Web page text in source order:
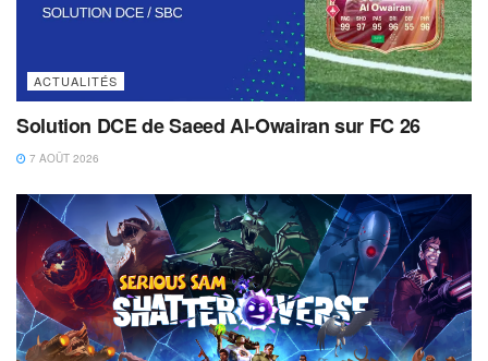
ACTUALITÉS
Solution DCE de Saeed Al-Owairan sur FC 26
7 AOÛT 2026